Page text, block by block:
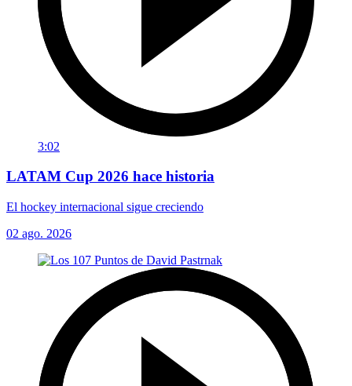
3:02
LATAM Cup 2026 hace historia
El hockey internacional sigue creciendo
02 ago. 2026